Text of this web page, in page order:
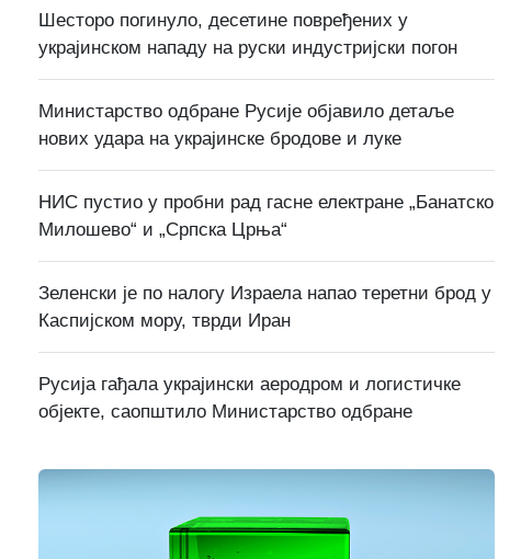
Шесторо погинуло, десетине повређених у
украјинском нападу на руски индустријски погон
Министарство одбране Русије објавило детаље
нових удара на украјинске бродове и луке
НИС пустио у пробни рад гасне електране „Банатско
Милошево“ и „Српска Црња“
Зеленски је по налогу Израела напао теретни брод у
Каспијском мору, тврди Иран
Русија гађала украјински аеродром и логистичке
објекте, саопштило Министарство одбране